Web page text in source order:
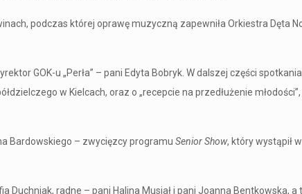
podczas której oprawę muzyczną zapewniła Orkiestra Dęta
GOK-u „Perła” – pani Edyta Bobryk. W dalszej części
w Kielcach, oraz o „recepcie na przedłużenie
Bardowskiego – zwycięzcy programuSenior Show, który wystąpił
radne – pani Halina Musiał i pani Joanna Bentkowska, a